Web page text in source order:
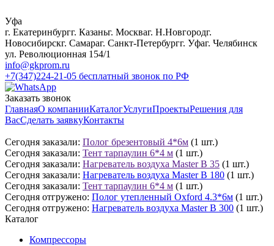
Уфа
г. Екатеринбургг. Казаньг. Москваг. Н.Новгородг.
Новосибирскг. Самараг. Санкт-Петербургг. Уфаг. Челябинск
ул. Революционная 154/1
info@gkprom.ru
+7(347)224-21-05 бесплатный звонок по РФ
Заказать звонок
ГлавнаяО компанииКаталогУслугиПроектыРешения для
ВасСделать заявкуКонтакты
Сегодня заказали: Полог брезентовый 4*6м (1 шт.)
Сегодня заказали: Тент тарпаулин 6*4 м (1 шт.)
Сегодня заказали: Нагреватель воздуха Master B 35 (1 шт.)
Сегодня заказали: Нагреватель воздуха Master B 180 (1 шт.)
Сегодня заказали: Тент тарпаулин 6*4 м (1 шт.)
Сегодня отгружено: Полог утепленный Oxford 4.3*6м (1 шт.)
Сегодня отгружено: Нагреватель воздуха Master B 300 (1 шт.)
Каталог
Компрессоры